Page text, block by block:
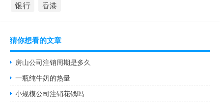
银行 香港
猜你想看的文章
房山公司注销周期是多久
一瓶纯牛奶的热量
小规模公司注销花钱吗